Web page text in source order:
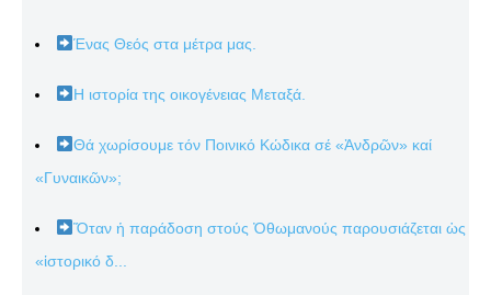
Ένας Θεός στα μέτρα μας.
Η ιστορία της οικογένειας Μεταξά.
Θά χωρίσουμε τόν Ποινικό Κώδικα σέ «Ἀνδρῶν» καί
«Γυναικῶν»;
Ὅταν ἡ παράδοση στούς Ὀθωμανούς παρουσιάζεται ὡς
«ἱστορικό δ...